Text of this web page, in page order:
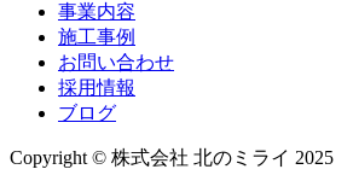
事業内容
施工事例
お問い合わせ
採用情報
ブログ
Copyright © 株式会社 北のミライ 2025